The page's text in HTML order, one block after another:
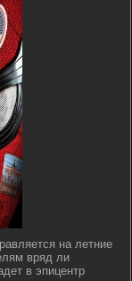
на летние
вряд ли
в эпицентр